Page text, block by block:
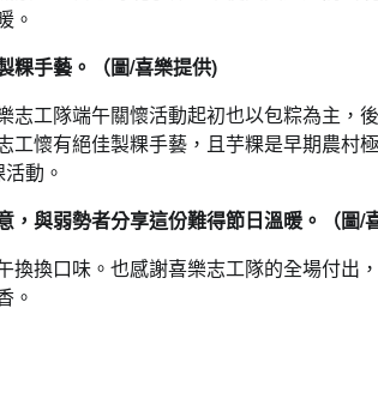
。
粿手藝。（圖/喜樂提供)
志工隊端午關懷活動起初也以包粽為主，
工懷有絕佳製粿手藝，且芋粿是早期農村
動。
與弱勢者分享這份難得節日溫暖。（圖/
換換口味。也感謝喜樂志工隊的全場付出
。